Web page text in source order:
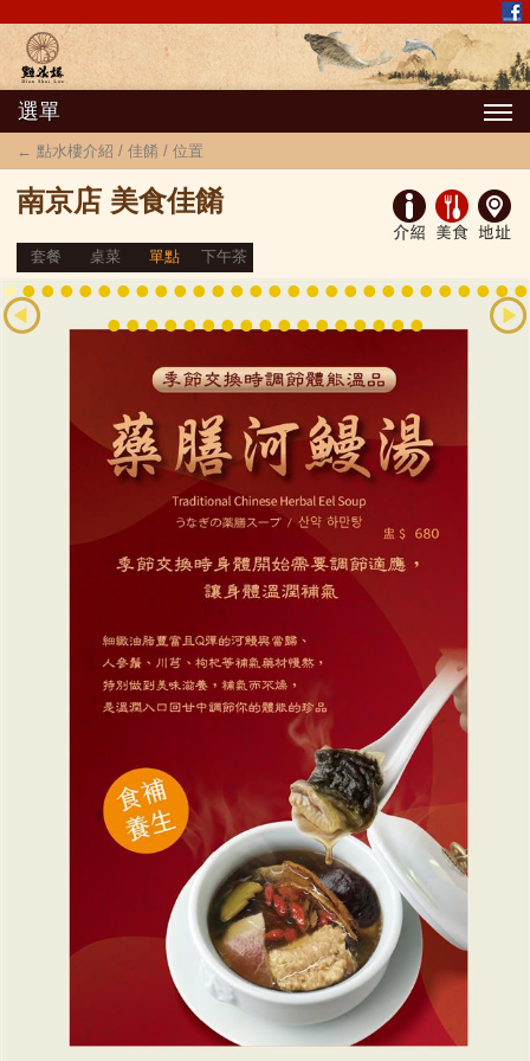
選單
← 點水樓介紹 / 佳餚 / 位置
南京店 美食佳餚
套餐 桌菜 單點 下午茶
••••••••••••••••••••••••••••
•••••••••••••••••